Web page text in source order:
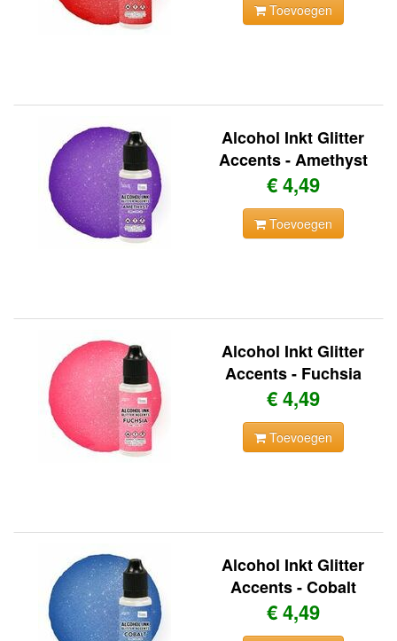
Toevoegen
Alcohol Inkt Glitter
Accents - Amethyst
€ 4,49
Toevoegen
Alcohol Inkt Glitter
Accents - Fuchsia
€ 4,49
Toevoegen
Alcohol Inkt Glitter
Accents - Cobalt
€ 4,49